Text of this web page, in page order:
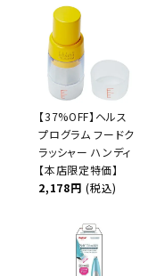
【37%OFF】ヘルス
プログラム フードク
ラッシャー ハンディ
【本店限定特価】
2,178円 (税込)